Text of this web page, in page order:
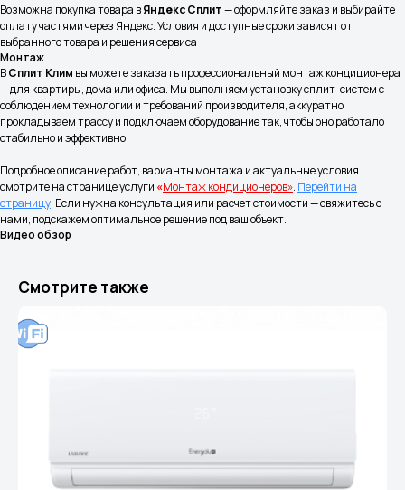
Возможна покупка товара вЯндекс Сплит— оформляйте заказ и выбирайте
оплату частями через Яндекс. Условия и доступные сроки зависят от
выбранного товара и решения сервиса
Монтаж
ВСплит Клим вы можете заказать профессиональный монтаж кондиционера
— для квартиры, дома или офиса. Мы выполняем установку сплит-систем с
соблюдением технологии и требований производителя, аккуратно
прокладываем трассу и подключаем оборудование так, чтобы оно работало
стабильно и эффективно.
Подробное описание работ, варианты монтажа и актуальные условия
смотрите на странице услуги «Монтаж кондиционеров». Перейти на
страницу. Если нужна консультация или расчет стоимости — свяжитесь с
нами, подскажем оптимальное решение под ваш объект.
Видео обзор
Смотрите также
Принимаем к оплате
Покупателям Услуги
Полупромышленные кондиционеры
О компании
Услуги
Частые вопросы
Наши работы
Монтаж кондиционеров
Согласие на обработку персональных
Правила испрользования Cookie
Ремонт сплит-систем
Обслуживание
кондиционеров
8 (977) 716-54-34
8 (495) 799-45-89